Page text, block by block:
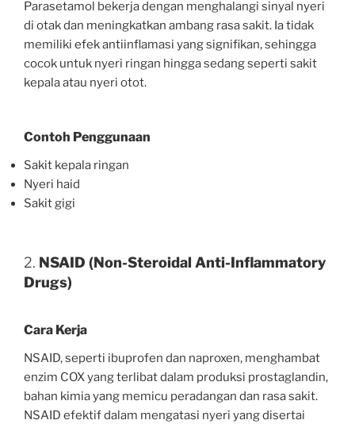
Parasetamol bekerja dengan menghalangi sinyal nyeri
di otak dan meningkatkan ambang rasa sakit. Ia tidak
memiliki efek antiinflamasi yang signifikan, sehingga
cocok untuk nyeri ringan hingga sedang seperti sakit
kepala atau nyeri otot.
Contoh Penggunaan
Sakit kepala ringan
Nyeri haid
Sakit gigi
2. NSAID (Non-Steroidal Anti-Inflammatory
Drugs)
Cara Kerja
NSAID, seperti ibuprofen dan naproxen, menghambat
enzim COX yang terlibat dalam produksi prostaglandin,
bahan kimia yang memicu peradangan dan rasa sakit.
NSAID efektif dalam mengatasi nyeri yang disertai